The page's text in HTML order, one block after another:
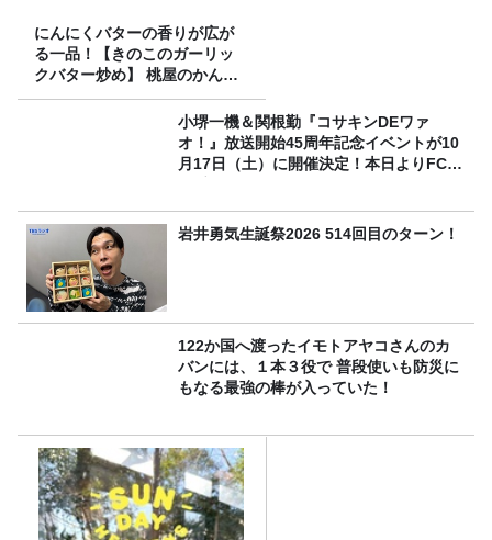
にんにくバターの香りが広が
る一品！【きのこのガーリッ
クバター炒め】 桃屋のかんた
んレシピ
小堺一機＆関根勤『コサキンDEワァ
オ！』放送開始45周年記念イベントが10
月17日（土）に開催決定！本日よりFC先
岩井勇気生誕祭2026 514回目のターン！
122か国へ渡ったイモトアヤコさんのカ
バンには、１本３役で 普段使いも防災に
もなる最強の棒が入っていた！